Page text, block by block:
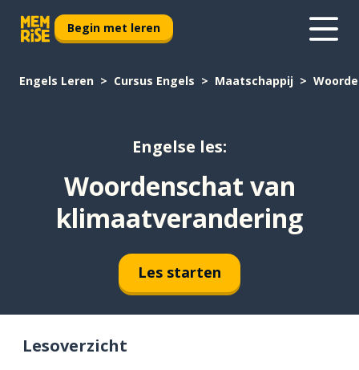
Begin met leren
Engels Leren Cursus Engels Maatschappij
Engelse les:
Woordenschat van
klimaatverandering
Les starten
Lesoverzicht